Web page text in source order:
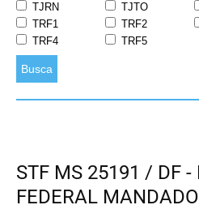
TJRN
TJTO
TRF1
TRF2
TRF4
TRF5
Busca
STF MS 25191 / DF -
FEDERAL